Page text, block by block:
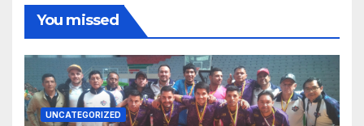
You missed
UNCATEGORIZED